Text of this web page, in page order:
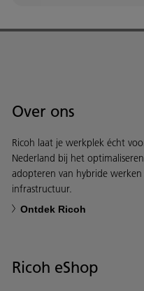
Over ons
Ricoh laat je werkplek écht
Nederland bij het
adopteren van hybride
infrastructuur.
Ontdek Ricoh
Ricoh eShop